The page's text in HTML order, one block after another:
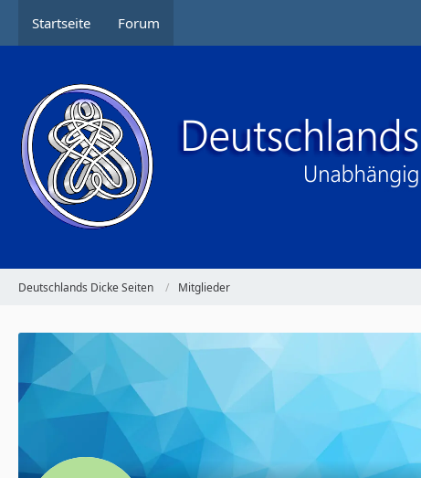
Startseite Forum
Deutschlands Dicke Seiten Mitglieder